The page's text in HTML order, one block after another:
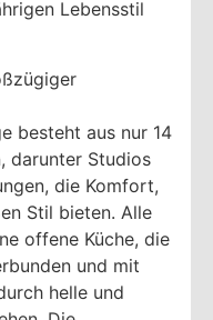
Lebensstil
besteht aus nur 14
darunter Studios
die Komfort,
Stil bieten. Alle
offene Küche, die
und mit
helle und